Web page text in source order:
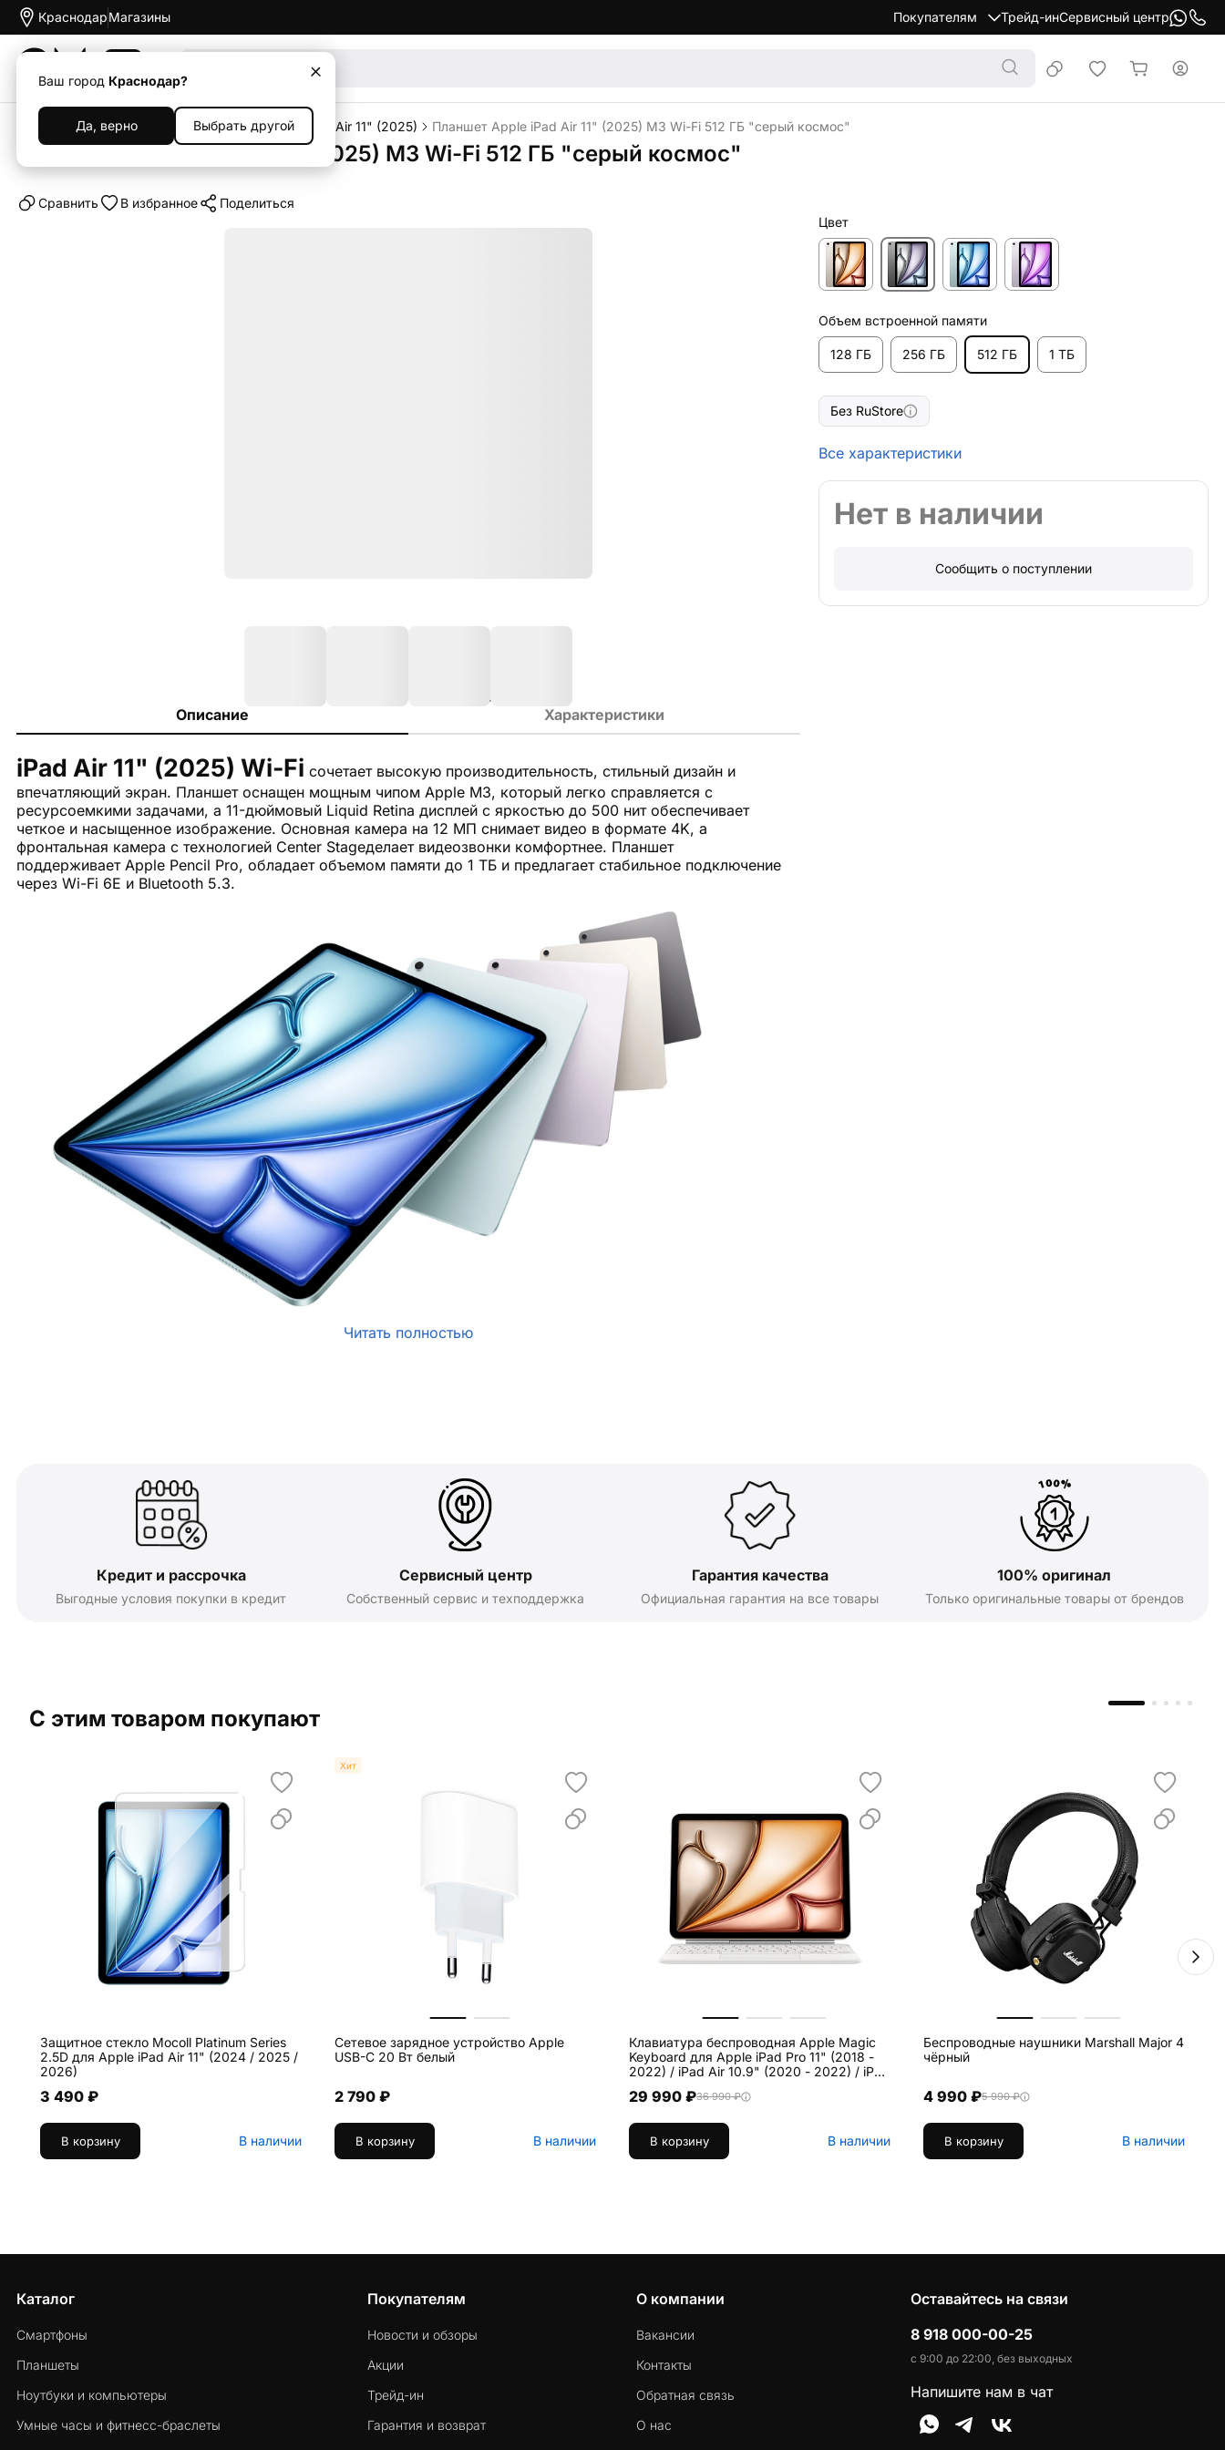
Краснодар
Ваш город Краснодар?
Да, верно Выбрать другой
Магазины Покупателям Трейд-инСервисный центр
Каталог Планшеты iPad Apple iPad Air 11" (2025) Планшет Apple iPad Air 11" (2025) M3 Wi-Fi 512 ГБ "серый космос"
Планшет Apple iPad Air 11" (2025) M3 Wi-Fi 512 ГБ "серый космос"
Cравнить В избранное Поделиться
Описание Характеристики
iPad Air 11" (2025) Wi-Fi сочетает высокую производительность, стильный дизайн и
впечатляющий экран. Планшет оснащен мощным чипом Apple M3, который легко справляется с
ресурсоемкими задачами, а 11-дюймовый Liquid Retina дисплей с яркостью до 500 нит обеспечивает
четкое и насыщенное изображение. Основная камера на 12 МП снимает видео в формате 4K, а
фронтальная камера с технологией Center Stageделает видеозвонки комфортнее. Планшет
поддерживает Apple Pencil Pro, обладает объемом памяти до 1 ТБ и предлагает стабильное подключение
через Wi-Fi 6E и Bluetooth 5.3.
Читать полностью
Цвет
Объем встроенной памяти
128 ГБ 256 ГБ 512 ГБ 1 ТБ
Без RuStore
Все характеристики
Нет в наличии
Сообщить о поступлении
Кредит и рассрочка
Выгодные условия покупки в кредит
Сервисный центр
Собственный сервис и техподдержка
Гарантия качества
Официальная гарантия на все товары
100% оригинал
Только оригинальные товары от брендов
С этим товаром покупают
Защитное стекло Mocoll Platinum Series
2.5D для Apple iPad Air 11" (2024 / 2025 /
2026)
3 490 ₽
В корзину В наличии
Хит
Сетевое зарядное устройство Apple
USB-C 20 Вт белый
2 790 ₽
В корзину В наличии
Клавиатура беспроводная Apple Magic
Keyboard для Apple iPad Pro 11" (2018 -
2022) / iPad Air 10.9" (2020 - 2022) / iPad
29 990 ₽36 990 ₽
В корзину В наличии
Беспроводные наушники Marshall Major 4
чёрный
4 990 ₽5 990 ₽
В корзину В наличии
Каталог
Смартфоны
Планшеты
Ноутбуки и компьютеры
Умные часы и фитнесс-браслеты
Покупателям
Новости и обзоры
Акции
Трейд-ин
Гарантия и возврат
О компании
Вакансии
Контакты
Обратная связь
О нас
Оставайтесь на связи
8 918 000-00-25
с 9:00 до 22:00, без выходных
Напишите нам в чат